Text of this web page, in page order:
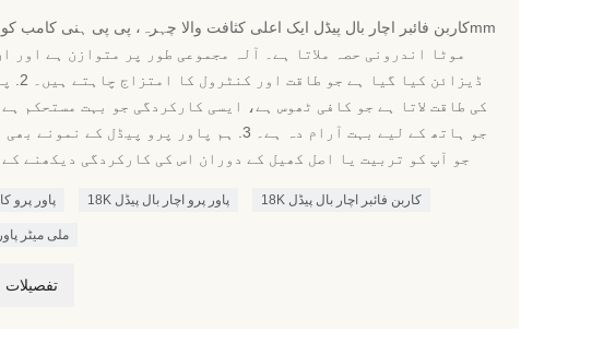
موٹا اندرونی حصہ ملاتا ہے۔ آلہ مجموعی طور پر متوازن ہے اور
کی طاقت لاتا ہے جو کافی ٹھوس ہے، ایسی کارکردگی جو بہت مستحکم
جو ہاتھ کے لیے بہت آرام دہ ہے۔ 3. ہم پاور پرو پیڈل
جو آپ کو تربیت یا اصل کھیل کے دوران اس کی کارکردگی دیکھنے کے
پاور پرو 18K پاور پرو اچار بال پیڈل 18K کاربن فائبر اچار بال پیڈل
16 ملی میٹر
تفصیلات